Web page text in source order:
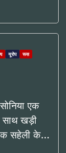
यूरोप रूस
एक
साथ खड़ी
एक सहेली के…